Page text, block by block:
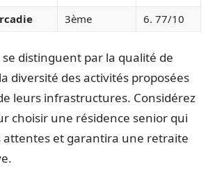
3ème 6. 77/10
se distinguent par la qualité de
diversité des activités proposées
leurs infrastructures. Considérez
choisir une résidence senior qui
attentes et garantira une retraite